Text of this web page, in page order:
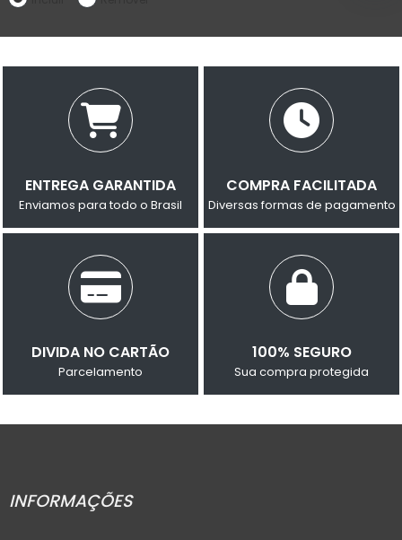
ENTREGA GARANTIDA
Enviamos para todo o Brasil
COMPRA FACILITADA
Diversas formas de pagamento
DIVIDA NO CARTÃO
Parcelamento
100% SEGURO
Sua compra protegida
INFORMAÇÕES